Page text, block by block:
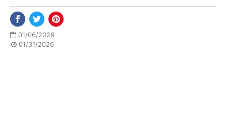
01/06/2026
01/31/2026